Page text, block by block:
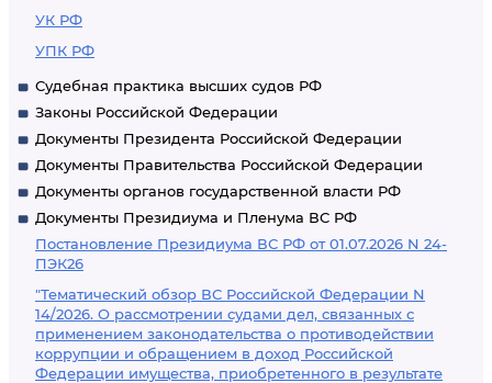
УК РФ
УПК РФ
Судебная практика высших судов РФ
Законы Российской Федерации
Документы Президента Российской Федерации
Документы Правительства Российской Федерации
Документы органов государственной власти РФ
Документы Президиума и Пленума ВС РФ
Постановление Президиума ВС РФ от 01.07.2026 N 24-
ПЭК26
"Тематический обзор ВС Российской Федерации N
14/2026. О рассмотрении судами дел, связанных с
применением законодательства о противодействии
коррупции и обращением в доход Российской
Федерации имущества, приобретенного в результате